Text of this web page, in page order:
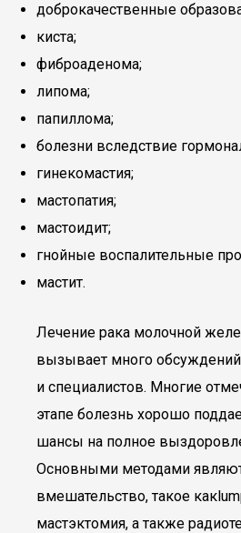
доброкачественные
киста;
фиброаденома;
липома;
папиллома;
болезни вследствие
гинекомастия;
мастопатия;
мастоидит;
гнойные воспалительные
мастит.
Лечение рака молочной
вызывает много
и специалистов. Многие
этапе болезнь хорошо
шансы на полное
Основными методами
вмешательство, такое
мастэктомия, а также